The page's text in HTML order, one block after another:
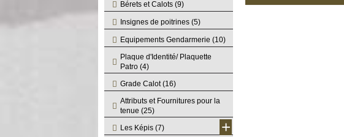
Bérets et Calots (9)
Insignes de poitrines (5)
Equipements Gendarmerie (10)
Plaque d'Identité/ Plaquette
Patro (4)
Grade Calot(16)
Attributs et Fournitures pour la
tenue (25)
Les Képis (7) +